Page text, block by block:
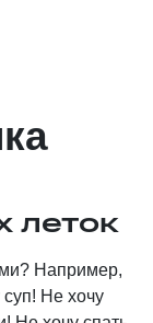
леток
Например,
Не хочу